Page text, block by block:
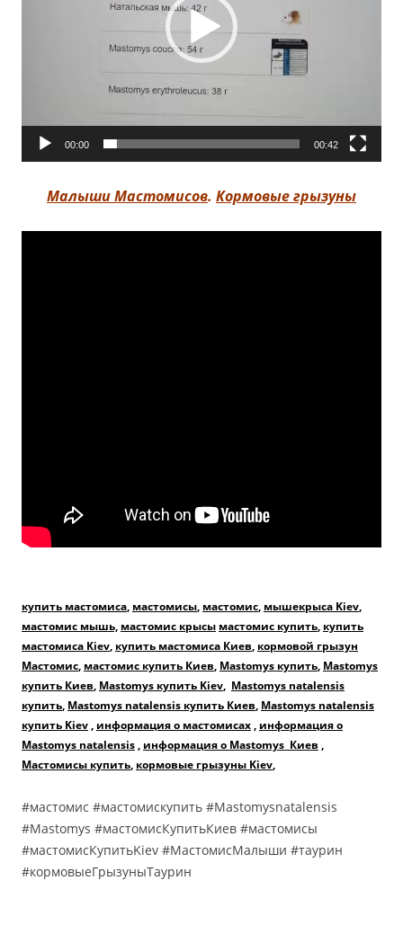
00:00 00:42
Малыши Мастомисов. Кормовые грызуны
купить мастомиса, мастомисы, мастомис, мышекрыса Kiev,
мастомис мышь, мастомис крысы мастомис купить, купить
мастомиса Kiev, купить мастомиса Киев, кормовой грызун
Мастомис, мастомис купить Киев, Mastomys купить, Mastomys
купить Киев, Mastomys купить Kiev, Mastomys natalensis
купить, Mastomys natalensis купить Киев, Mastomys natalensis
купить Kiev, информация о мастомисах, информация о
Mastomys natalensis, информация о Mastomys Киев ,
Мастомисы купить, кормовые грызуны Kiev,
#мастомис #мастомискупить #Mastomysnatalensis
#Mastomys #мастомисКупитьКиев #мастомисы
#мастомисКупитьKiev #МастомисМалыши #таурин
#кормовыеГрызуныТаурин